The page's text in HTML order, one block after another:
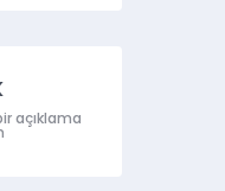
açıklama